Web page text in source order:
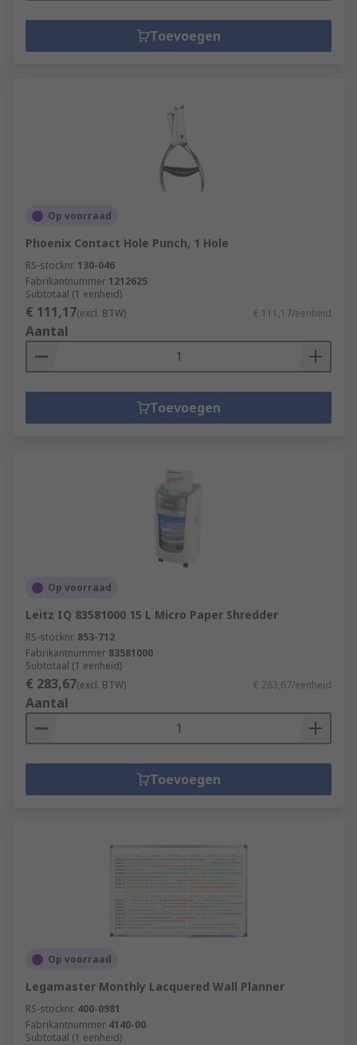
Toevoegen
Op voorraad
Phoenix Contact Hole Punch, 1 Hole
RS-stocknr. 130-046
Fabrikantnummer 1212625
Subtotaal (1 eenheid)
€ 111,17(excl. BTW) € 111,17/eenheid
Aantal
Toevoegen
Op voorraad
Leitz IQ 83581000 15 L Micro Paper Shredder
RS-stocknr. 853-712
Fabrikantnummer 83581000
Subtotaal (1 eenheid)
€ 283,67(excl. BTW) € 283,67/eenheid
Aantal
Toevoegen
Op voorraad
Legamaster Monthly Lacquered Wall Planner
RS-stocknr. 400-0981
Fabrikantnummer 4140-00
Subtotaal (1 eenheid)